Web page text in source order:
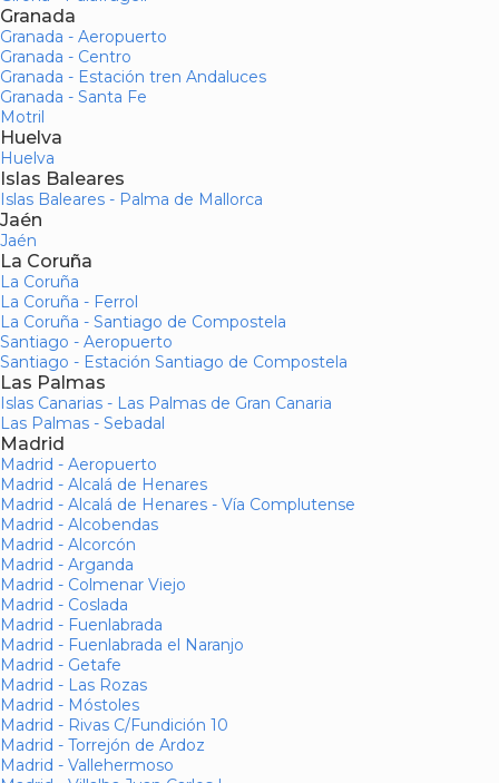
Granada
Granada - Aeropuerto
Granada - Centro
Granada - Estación tren Andaluces
Granada - Santa Fe
Motril
Huelva
Huelva
Islas Baleares
Islas Baleares - Palma de Mallorca
Jaén
Jaén
La Coruña
La Coruña
La Coruña - Ferrol
La Coruña - Santiago de Compostela
Santiago - Aeropuerto
Santiago - Estación Santiago de Compostela
Las Palmas
Islas Canarias - Las Palmas de Gran Canaria
Las Palmas - Sebadal
Madrid
Madrid - Aeropuerto
Madrid - Alcalá de Henares
Madrid - Alcalá de Henares - Vía Complutense
Madrid - Alcobendas
Madrid - Alcorcón
Madrid - Arganda
Madrid - Colmenar Viejo
Madrid - Coslada
Madrid - Fuenlabrada
Madrid - Fuenlabrada el Naranjo
Madrid - Getafe
Madrid - Las Rozas
Madrid - Móstoles
Madrid - Rivas C/Fundición 10
Madrid - Torrejón de Ardoz
Madrid - Vallehermoso